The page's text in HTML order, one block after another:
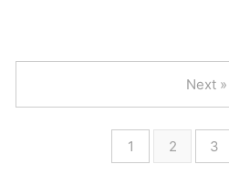
1 2 3
Next »